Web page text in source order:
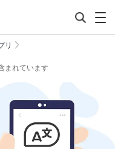
リ
まれています